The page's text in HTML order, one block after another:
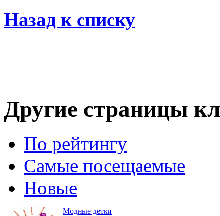
Назад к списку
Другие страницы
По рейтингу
Самые посещаемые
Новые
Модные детки